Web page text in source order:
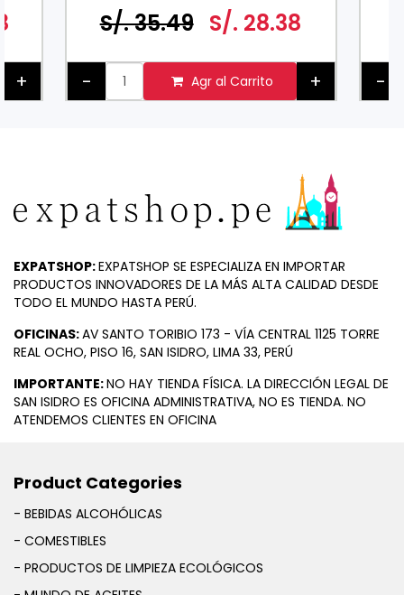
+
S/. 35.49 S/. 28.38
- Agr al Carrito + -
EXPATSHOP:EXPATSHOP SE ESPECIALIZA EN IMPORTAR
PRODUCTOS INNOVADORES DE LA MÁS ALTA CALIDAD DESDE
TODO EL MUNDO HASTA PERÚ.
OFICINAS:AV SANTO TORIBIO 173 - VÍA CENTRAL 1125 TORRE
REAL OCHO, PISO 16, SAN ISIDRO, LIMA 33, PERÚ
IMPORTANTE:NO HAY TIENDA FÍSICA. LA DIRECCIÓN LEGAL DE
SAN ISIDRO ES OFICINA ADMINISTRATIVA, NO ES TIENDA. NO
ATENDEMOS CLIENTES EN OFICINA
Product Categories
- BEBIDAS ALCOHÓLICAS
- COMESTIBLES
- PRODUCTOS DE LIMPIEZA ECOLÓGICOS